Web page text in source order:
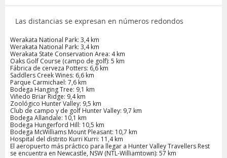
Las distancias se expresan en números redondos
Werakata National Park: 3,4 km
Werakata National Park: 3,4 km
Werakata State Conservation Area: 4 km
Oaks Golf Course (campo de golf): 5 km
Fábrica de cerveza Potters: 6,6 km
Saddlers Creek Wines: 6,6 km
Parque Carmichael: 7,6 km
Bodega Hanging Tree: 9,1 km
Viñedo Briar Ridge: 9,4 km
Zoológico Hunter Valley: 9,5 km
Club de campo y de golf Hunter Valley: 9,7 km
Bodega Allandale: 10,1 km
Bodega Hungerford Hill: 10,5 km
Bodega McWilliams Mount Pleasant: 10,7 km
Hospital del distrito Kurri Kurri: 11,4 km
El aeropuerto más práctico para llegar a Hunter Valley Travellers Rest
se encuentra en Newcastle, NSW (NTL-Williamtown): 57 km